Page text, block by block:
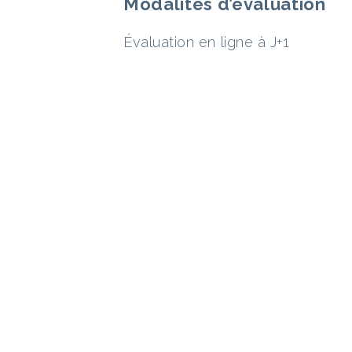
Évaluation en ligne à J+1